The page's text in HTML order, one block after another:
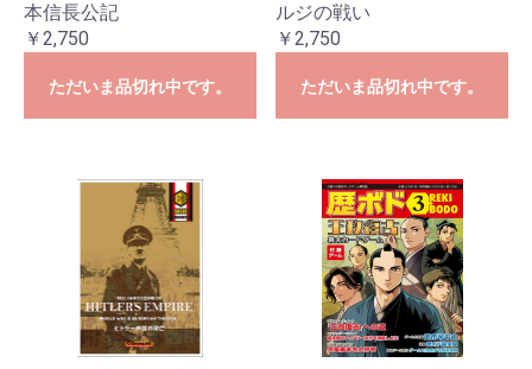
本信長公記
￥2,750
ただいま品切れ中です。
ルジの戦い
￥2,750
ただいま品切れ中です。